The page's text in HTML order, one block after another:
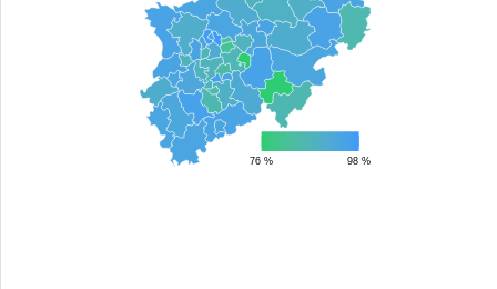
76 % 98 %